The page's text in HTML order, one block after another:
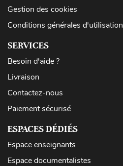
Gestion des cookies
Conditions générales d'utilisation
SERVICES
Besoin d'aide ?
Livraison
Contactez-nous
Paiement sécurisé
ESPACES DÉDIÉS
Espace enseignants
Espace documentalistes